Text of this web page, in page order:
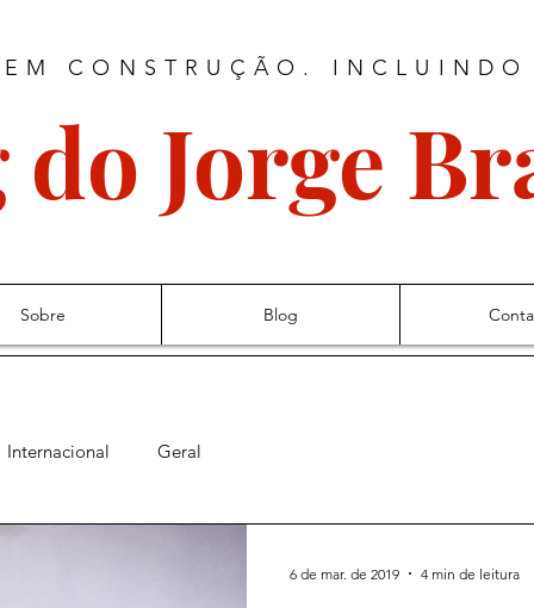
CONSTRUÇÃO.
do Jorge
Sobre Blog
Internacional Geral
6 de mar. de 2019 4 min de leitura